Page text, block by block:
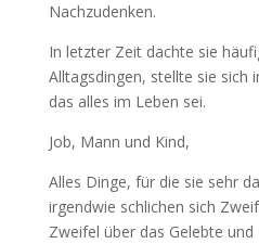
Nachzudenken.
In letzter Zeit dachte sie
Alltagsdingen, stellte sie sich
das alles im Leben sei.
Job, Mann und Kind,
Alles Dinge, für die sie sehr
irgendwie schlichen sich
Zweifel über das Gelebte und